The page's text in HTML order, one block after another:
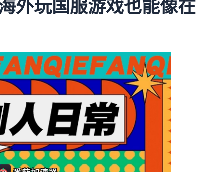
外玩国服游戏也能像在